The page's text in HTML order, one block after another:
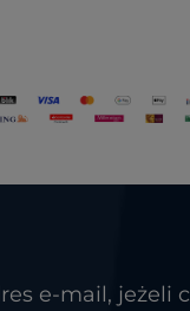
e-mail, jeżeli